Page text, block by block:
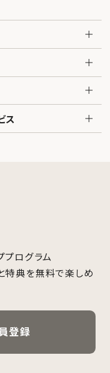
ス
プログラム
特典を無料で楽しめ
登録